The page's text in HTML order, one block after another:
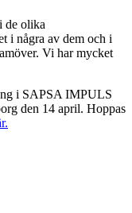
i de olika
i några av dem och i
möver. Vi har mycket
i SAPSA IMPULS
den 14 april. Hoppas